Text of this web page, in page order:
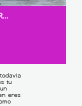
NAVEGAR POR INTERNET ES DIVERTIDO... SI TIENES CUIDADO